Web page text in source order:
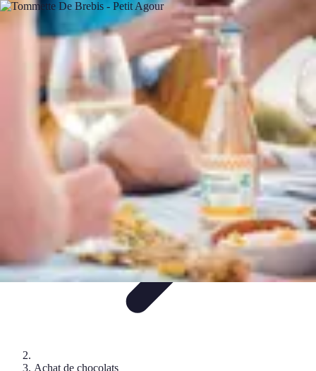
Chocolats de Pâques
Saveurs et Variétés Décoration et
PersonnalisationChocolats Bio Recettes et DIY
Chocolats de Pâques
Achat de chocolats